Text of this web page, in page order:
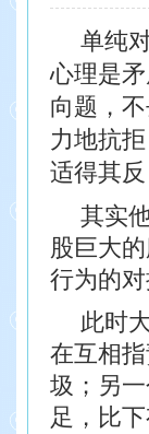
单纯
心理是
向题，
力地抗
适得其
其实
股巨大的
行为的
此时
在互相指
圾；另
足，比